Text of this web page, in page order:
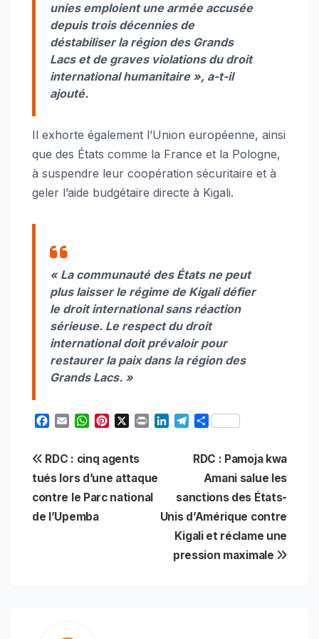
unies emploient une armée accusée
depuis trois décennies de
déstabiliser la région des Grands
Lacs et de graves violations du droit
international humanitaire », a-t-il
ajouté.
Il exhorte également l’Union européenne, ainsi
que des États comme la France et la Pologne,
à suspendre leur coopération sécuritaire et à
geler l’aide budgétaire directe à Kigali.
« La communauté des États ne peut
plus laisser le régime de Kigali défier
le droit international sans réaction
sérieuse. Le respect du droit
international doit prévaloir pour
restaurer la paix dans la région des
Grands Lacs. »
e
b
o
o
k
l
W
t
s
A
p
p
t
e
r
e
t
n
e
r
a
m
S
r
e
Navigation
de
l’article
RDC : Pamoja kwa
Amani salue les
sanctions des États-
Unis d’Amérique contre
Kigali et réclame une
pression maximale
RDC : cinq agents
tués lors d’une attaque
contre le Parc national
de l’Upemba